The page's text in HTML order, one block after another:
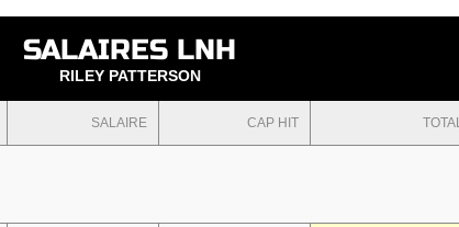
SALAIRES LNH
RILEY PATTERSON
SALAIRE CAP HIT TOTAL